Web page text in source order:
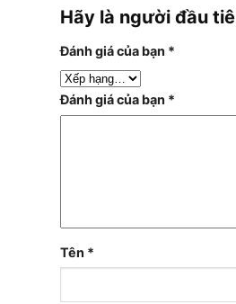
Hãy là người đầu
Đánh giá của bạn *
Đánh giá của bạn *
Tên *